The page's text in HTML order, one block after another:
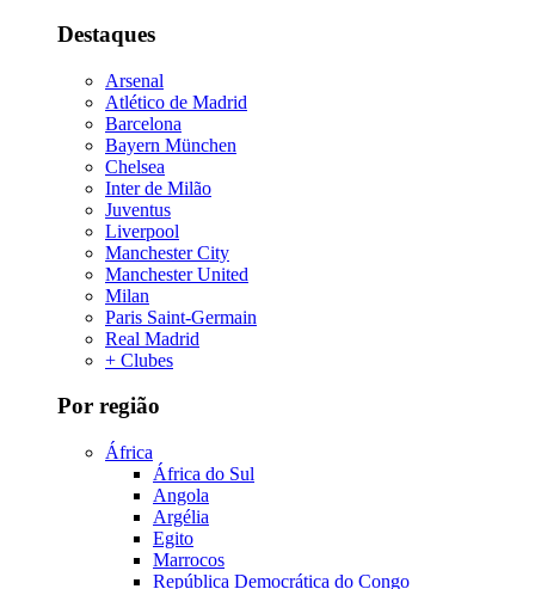
Destaques
Arsenal
Atlético de Madrid
Barcelona
Bayern München
Chelsea
Inter de Milão
Juventus
Liverpool
Manchester City
Manchester United
Milan
Paris Saint-Germain
Real Madrid
+ Clubes
Por região
África
África do Sul
Angola
Argélia
Egito
Marrocos
República Democrática do Congo